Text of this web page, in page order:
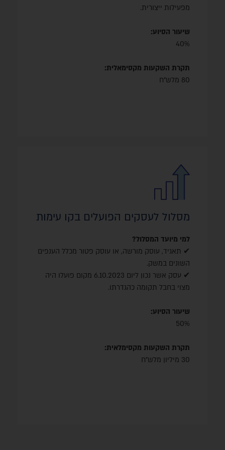
מפעילות ייצורית.
שיעור הסיוע:
40%
תקרת השקעות מקסימאלית:
80 מלש״ח
מסלול לעסקים הפועלים בקו עימות
למי מיועד המסלול?
✔ תאגיד, עוסק מורשה, או עוסק פטור מכלל הענפים
השונים במשק.
✔ עסק אשר נכון ליום 6.10.2023 מקום פועלו היה
מצוי בחבל תקומה כהגדרתו.
שיעור הסיוע:
50%
תקרת השקעות מקסימלאית:
30 מיליון מלש״ח
בציוד חדש בלבד אשר נרשם כרכוש קבוע בספרי
החברה.
השקעות רכות
יועץ להגשת הבקשה והכנת התוכנית העסקית.